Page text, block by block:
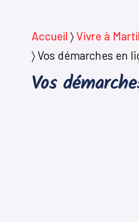
Accueil 〉Vivre à
〉Vos démarches en
Vos